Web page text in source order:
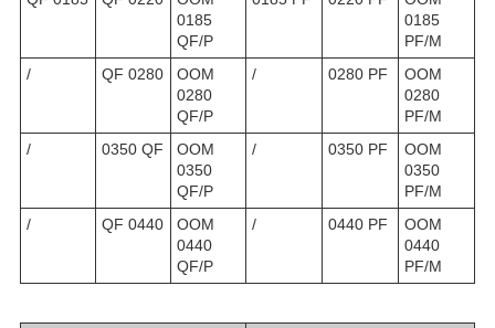
0185
QF/P
0185
PF/M
/
QF 0280
OOM
0280
QF/P
/ 0280 PF
OOM
0280
PF/M
/
0350 QF
OOM
0350
QF/P
/ 0350 PF
OOM
0350
PF/M
/
QF 0440
OOM
0440
QF/P
/ 0440 PF
OOM
0440
PF/M